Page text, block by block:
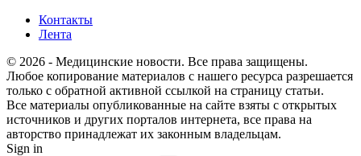
Контакты
Лента
© 2026 - Медицинские новости. Все права защищены.
Любое копирование материалов с нашего ресурса разрешается
только с обратной активной ссылкой на страницу статьи.
Все материалы опубликованные на сайте взяты с открытых
источников и других порталов интернета, все права на
авторство принадлежат их законным владельцам.
Sign in